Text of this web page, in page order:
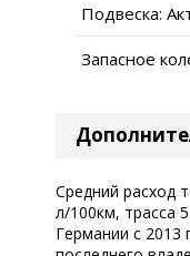
Подвеска:
Запасное
Средний расход
л/100км, трасса
Германии с 2013